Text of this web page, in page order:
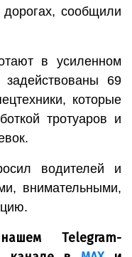
сообщили
в усиленном
69
которые
тротуаров и
водителей и
внимательными,
Telegram-